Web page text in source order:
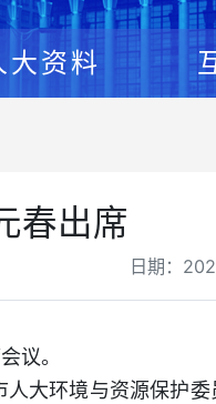
大资料
春出席
日期：
议。
大环境与资源保护委